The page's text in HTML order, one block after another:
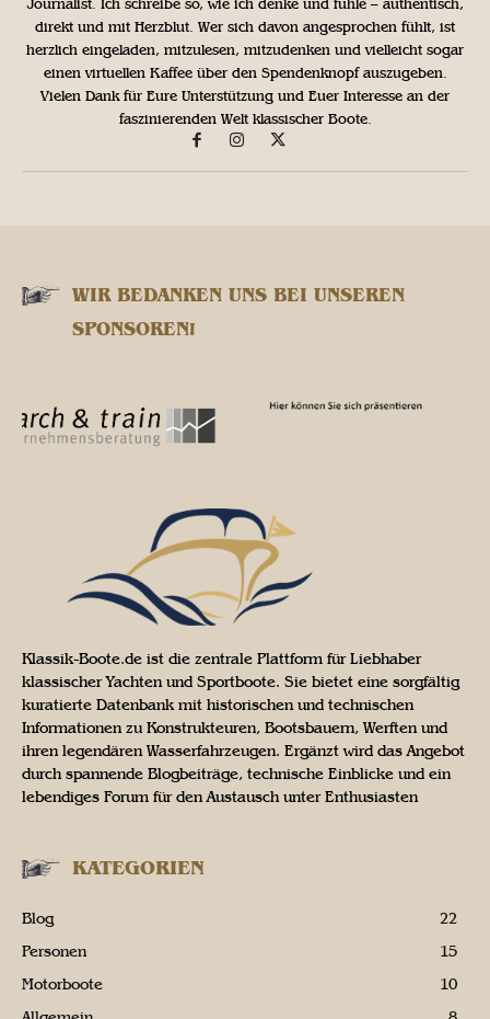
Journalist. Ich schreibe so, wie ich denke und fühle – authentisch,
direkt und mit Herzblut. Wer sich davon angesprochen fühlt, ist
herzlich eingeladen, mitzulesen, mitzudenken und vielleicht sogar
einen virtuellen Kaffee über den Spendenknopf auszugeben.
Vielen Dank für Eure Unterstützung und Euer Interesse an der
faszinierenden Welt klassischer Boote.
WIR BEDANKEN UNS BEI UNSEREN
SPONSOREN!
Klassik-Boote.de ist die zentrale Plattform für Liebhaber
klassischer Yachten und Sportboote. Sie bietet eine sorgfältig
kuratierte Datenbank mit historischen und technischen
Informationen zu Konstrukteuren, Bootsbauern, Werften und
ihren legendären Wasserfahrzeugen. Ergänzt wird das Angebot
durch spannende Blogbeiträge, technische Einblicke und ein
lebendiges Forum für den Austausch unter Enthusiasten
KATEGORIEN
Blog
22
Personen
15
Motorboote
10